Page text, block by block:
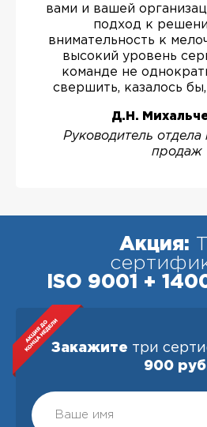
вами и вашей
подход к
внимательность к
высокий уровень
команде не
свершить, казалось
Д.Н.
Руководитель отдела
продаж
Акция:
ISO 9001 +
Закажите три
900